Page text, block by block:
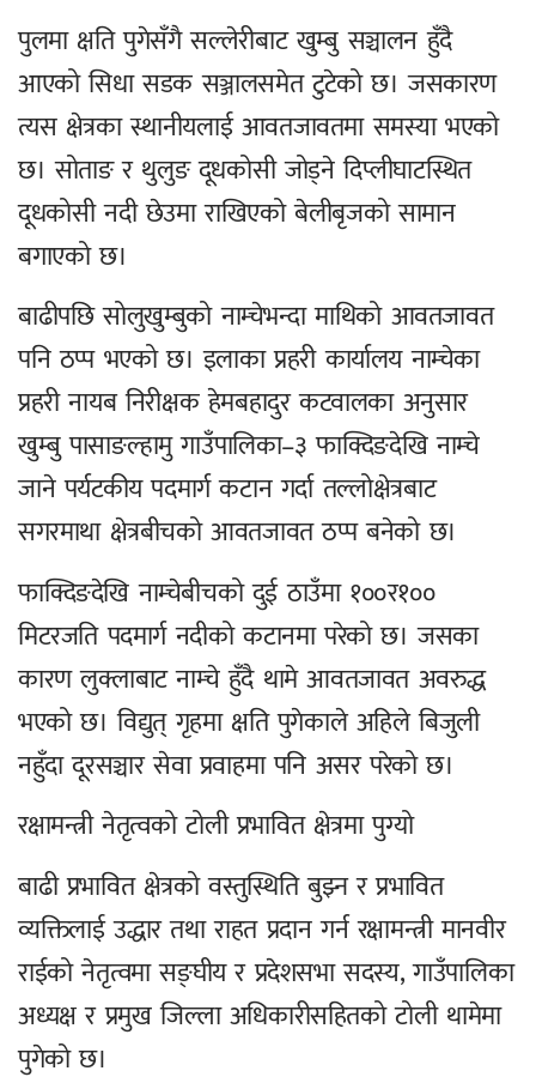
पुलमा क्षति पुगेसँगै सल्लेरीबाट खुम्बु सञ्चालन हुँदै
आएको सिधा सडक सञ्जालसमेत टुटेको छ। जसकारण
त्यस क्षेत्रका स्थानीयलाई आवतजावतमा समस्या भएको
छ। सोताङ र थुलुङ दूधकोसी जोड्ने दिप्लीघाटस्थित
दूधकोसी नदी छेउमा राखिएको बेलीबृजको सामान
बगाएको छ।
बाढीपछि सोलुखुम्बुको नाम्चेभन्दा माथिको आवतजावत
पनि ठप्प भएको छ। इलाका प्रहरी कार्यालय नाम्चेका
प्रहरी नायब निरीक्षक हेमबहादुर कटवालका अनुसार
खुम्बु पासाङल्हामु गाउँपालिका–३ फाक्दिङदेखि नाम्चे
जाने पर्यटकीय पदमार्ग कटान गर्दा तल्लोक्षेत्रबाट
सगरमाथा क्षेत्रबीचको आवतजावत ठप्प बनेको छ।
फाक्दिङदेखि नाम्चेबीचको दुई ठाउँमा १००र१००
मिटरजति पदमार्ग नदीको कटानमा परेको छ। जसका
कारण लुक्लाबाट नाम्चे हुँदै थामे आवतजावत अवरुद्ध
भएको छ। विद्युत् गृहमा क्षति पुगेकाले अहिले बिजुली
नहुँदा दूरसञ्चार सेवा प्रवाहमा पनि असर परेको छ।
रक्षामन्त्री नेतृत्वको टोली प्रभावित क्षेत्रमा पुग्यो
बाढी प्रभावित क्षेत्रको वस्तुस्थिति बुझ्न र प्रभावित
व्यक्तिलाई उद्धार तथा राहत प्रदान गर्न रक्षामन्त्री मानवीर
राईको नेतृत्वमा सङ्घीय र प्रदेशसभा सदस्य, गाउँपालिका
अध्यक्ष र प्रमुख जिल्ला अधिकारीसहितको टोली थामेमा
पुगेको छ।